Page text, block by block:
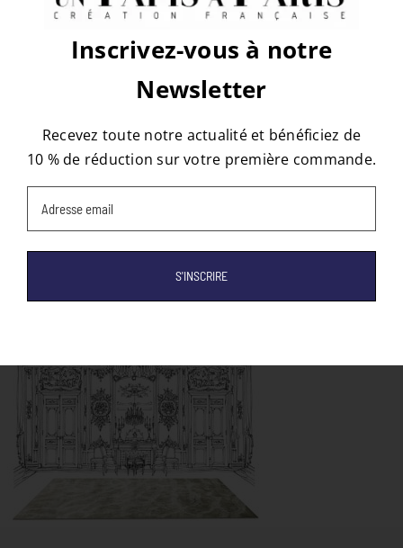
Facebook
X RedditLinkedInWhatsApp
TumblrPinterest
Vk Email
À propos de l'auteur :tapis
Inscrivez-vous à notre
Newsletter
Recevez toute notre actualité et bénéficiez de
10 % de réduction sur votre première commande.